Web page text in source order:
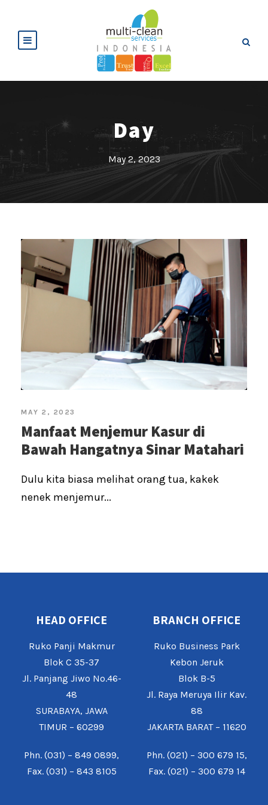
Day
May 2, 2023
MAY 2, 2023
Manfaat Menjemur Kasur di
Bawah Hangatnya Sinar Matahari
Dulu kita biasa melihat orang tua, kakek
nenek menjemur...
HEAD OFFICE
Ruko Panji Makmur
Blok C 35-37
Jl. Panjang Jiwo No.46-
48
SURABAYA, JAWA
TIMUR – 60299
Phn. (031) – 849 0899,
Fax. (031) – 843 8105
BRANCH OFFICE
Ruko Business Park
Kebon Jeruk
Blok B-5
Jl. Raya Meruya Ilir Kav.
88
JAKARTA BARAT – 11620
Phn. (021) – 300 679 15,
Fax. (021) – 300 679 14